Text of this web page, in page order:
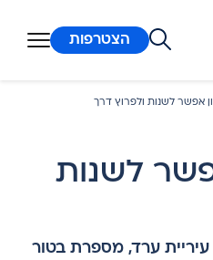
הצטרפות
אפשר לשנות ולפרוץ דרך
לשנות
עיריית ערד, מספרת בטור